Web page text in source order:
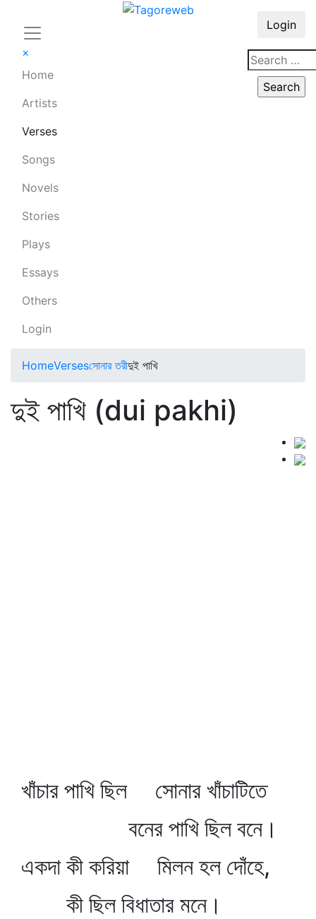
×
Home
Artists
Verses
Songs
Novels
Stories
Plays
Essays
Others
Login
Login
HomeVersesসোনার তরীদুই পাখি
দুই পাখি (dui pakhi)
খাঁচার পাখি ছিল সোনার খাঁচাটিতে
বনের পাখি ছিল বনে।
একদা কী করিয়া মিলন হল দোঁহে,
কী ছিল বিধাতার মনে।